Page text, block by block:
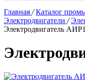
Главная / Каталог
Электродвигатели /
Электродвигатель